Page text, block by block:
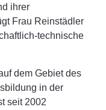
ihrer
Frau Reinstädler
technische
dem Gebiet des
in der
seit 2002